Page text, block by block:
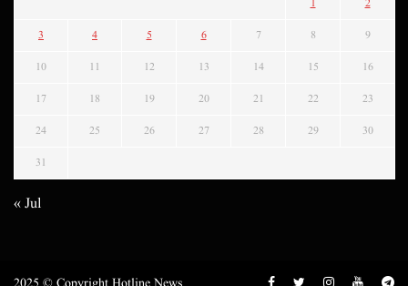
1 2
3 4 5 6 7 8 9
10 11 12 13 14 15 16
17 18 19 20 21 22 23
24 25 26 27 28 29 30
31
« Jul